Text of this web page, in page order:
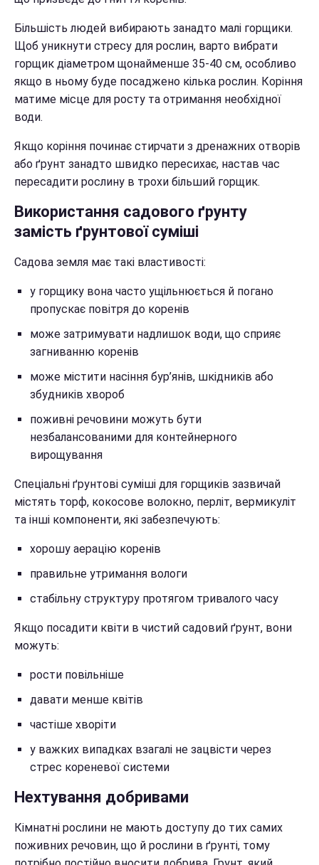
Більшість людей вибирають занадто малі горщики.
Щоб уникнути стресу для рослин, варто вибрати
горщик діаметром щонайменше 35-40 см, особливо
якщо в ньому буде посаджено кілька рослин. Коріння
матиме місце для росту та отримання необхідної
води.
Якщо коріння починає стирчати з дренажних отворів
або ґрунт занадто швидко пересихає, настав час
пересадити рослину в трохи більший горщик.
Використання садового ґрунту
замість ґрунтової суміші
Садова земля має такі властивості:
у горщику вона часто ущільнюється й погано
пропускає повітря до коренів
може затримувати надлишок води, що сприяє
загниванню коренів
може містити насіння бур’янів, шкідників або
збудників хвороб
поживні речовини можуть бути
незбалансованими для контейнерного
вирощування
Спеціальні ґрунтові суміші для горщиків зазвичай
містять торф, кокосове волокно, перліт, вермикуліт
та інші компоненти, які забезпечують:
хорошу аерацію коренів
правильне утримання вологи
стабільну структуру протягом тривалого часу
Якщо посадити квіти в чистий садовий ґрунт, вони
можуть:
рости повільніше
давати менше квітів
частіше хворіти
у важких випадках взагалі не зацвісти через
стрес кореневої системи
Нехтування добривами
Кімнатні рослини не мають доступу до тих самих
поживних речовин, що й рослини в ґрунті, тому